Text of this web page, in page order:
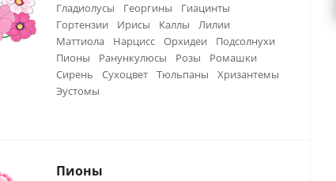
Гладиолусы
Георгины
Гиацинты
Гортензии
Ирисы Каллы
Лилии
Маттиола
Нарцисс Орхидеи
Подсолнухи
Пионы
Ранункулюсы Розы
Ромашки
Сирень
Сухоцвет Тюльпаны
Хризантемы
Эустомы
Пионы